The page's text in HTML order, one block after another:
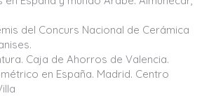
del Concurs Nacional de Cerámica
Caja de Ahorros de Valencia.
en España. Madrid. Centro